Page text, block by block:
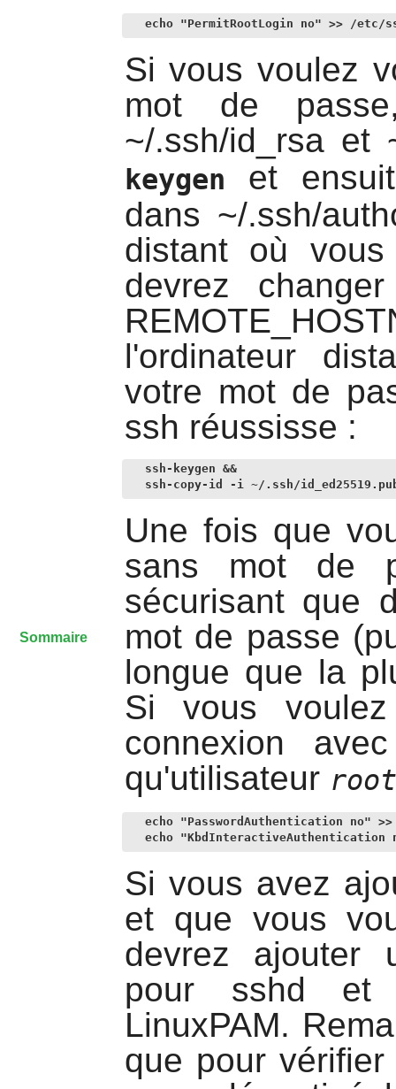
echo "PermitRootLogin no" >> /etc/
Si vous voulez
mot de
~/.ssh/id_rsa et
keygen
et
dans ~/.ssh/
distant où
devrez
l'ordinateur
votre mot de
ssh réussisse :
ssh-keygen &&
ssh-copy-id -i ~/.ssh/
Une fois que
sans mot de
sécurisant que
mot de passe
longue que la
Si vous
connexion
qu'utilisateur root
echo "PasswordAuthentication no"
echo "KbdInteractiveAuthentication
Si vous avez
et que vous
devrez ajouter
pour sshd et
LinuxPAM.
que pour
Sommaire